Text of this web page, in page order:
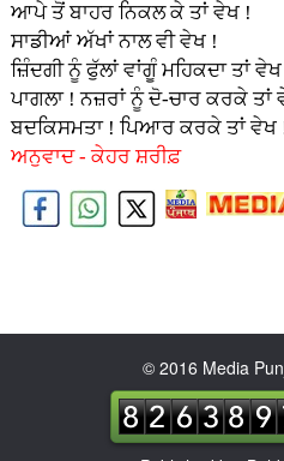
ਆਪੇ ਤੋਂ ਬਾਹਰ ਨਿਕਲ ਕੇ ਤਾਂ ਵੇਖ !
ਸਾਡੀਆਂ ਅੱਖਾਂ ਨਾਲ ਵੀ ਵੇਖ !
ਜ਼ਿੰਦਗੀ ਨੂੰ ਫੁੱਲਾਂ ਵਾਂਗੂੰ ਮਹਿਕਦਾ ਤਾਂ
ਪਾਗਲਾ ! ਨਜ਼ਰਾਂ ਨੂੰ ਦੋ-ਚਾਰ ਕਰਕੇ ਤਾਂ
ਬਦਕਿਸਮਤਾ ! ਪਿਆਰ ਕਰਕੇ ਤਾਂ ਵੇਖ
ਅਨੁਵਾਦ - ਕੇਹਰ ਸ਼ਰੀਫ਼
© 2016 Media